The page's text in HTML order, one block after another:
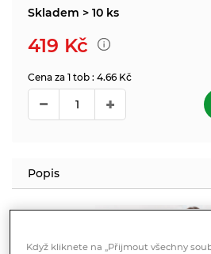
Skladem > 10 ks
419 Kč
Cena za 1 tob : 4.66 Kč
Popis
Když kliknete na „Přijmout všechny